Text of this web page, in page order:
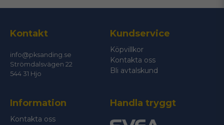
Ja, ni får publicera min fråga
Skicka fråga
Kontakt
info@pksanding.se
Strömdalsvägen 22
544 31 Hjo
Kundservice
Köpvillkor
Kontakta oss
Bli avtalskund
Information
Kontakta oss
Handla tryggt